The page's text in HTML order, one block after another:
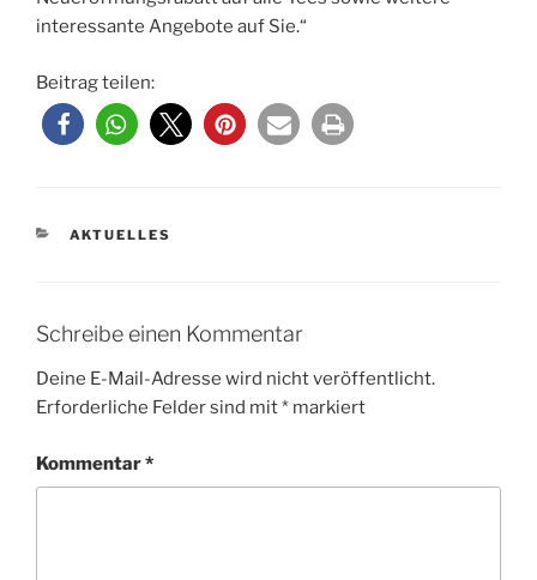
interessante Angebote auf Sie.“
Beitrag teilen:
KATEGORIEN
AKTUELLES
Schreibe einen Kommentar
Deine E-Mail-Adresse wird nicht veröffentlicht.
Erforderliche Felder sind mit* markiert
Kommentar*